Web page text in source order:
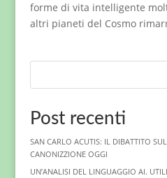
forme di vita intelligente
altri pianeti del Cosmo
Post recenti
SAN CARLO ACUTIS: IL DIBATTITO
CANONIZZIONE OGGI
UN’ANALISI DEL LINGUAGGIO AI.